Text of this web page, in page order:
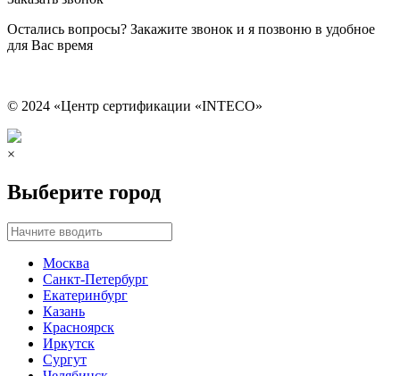
Остались вопросы? Закажите звонок и я позвоню в удобное
для Вас время
© 2024 «Центр сертификации «INTECO»
×
Выберите город
Москва
Санкт-Петербург
Екатеринбург
Казань
Красноярск
Иркутск
Сургут